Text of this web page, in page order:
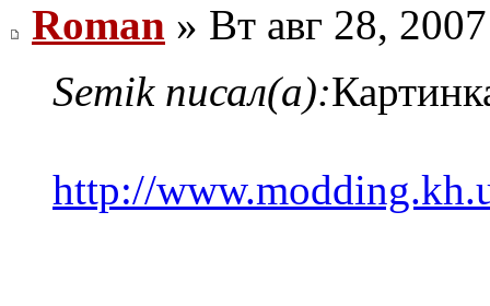
Roman » Вт авг 28,
Semik писал(а):
http://